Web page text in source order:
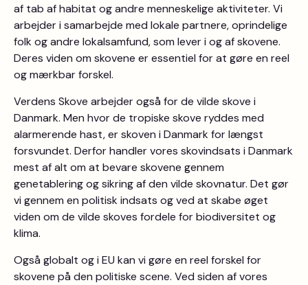
af tab af habitat og andre menneskelige aktiviteter. Vi
arbejder i samarbejde med lokale partnere, oprindelige
folk og andre lokalsamfund, som lever i og af skovene.
Deres viden om skovene er essentiel for at gøre en reel
og mærkbar forskel.
Verdens Skove arbejder også for de vilde skove i
Danmark. Men hvor de tropiske skove ryddes med
alarmerende hast, er skoven i Danmark for længst
forsvundet. Derfor handler vores skovindsats i Danmark
mest af alt om at bevare skovene gennem
genetablering og sikring af den vilde skovnatur. Det gør
vi gennem en politisk indsats og ved at skabe øget
viden om de vilde skoves fordele for biodiversitet og
klima.
Også globalt og i EU kan vi gøre en reel forskel for
skovene på den politiske scene. Ved siden af vores